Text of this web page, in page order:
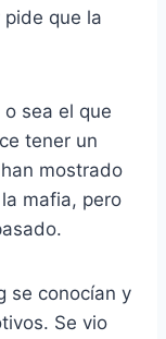
que la
o sea el que
tener un
mostrado
mafia, pero
se conocían y
Se vio